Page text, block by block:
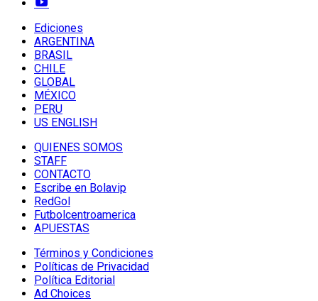
Ediciones
ARGENTINA
BRASIL
CHILE
GLOBAL
MÉXICO
PERU
US ENGLISH
QUIENES SOMOS
STAFF
CONTACTO
Escribe en Bolavip
RedGol
Futbolcentroamerica
APUESTAS
Términos y Condiciones
Políticas de Privacidad
Política Editorial
Ad Choices